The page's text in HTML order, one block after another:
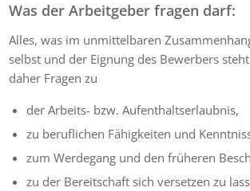
Was der Arbeitgeber fragen darf:
Alles, was im unmittelbaren
selbst und der Eignung des Bewerbers
daher Fragen zu
der Arbeits- bzw. Aufenthaltserlaubnis,
zu beruflichen Fähigkeiten und
zum Werdegang und den früheren
zu der Bereitschaft sich versetzen zu